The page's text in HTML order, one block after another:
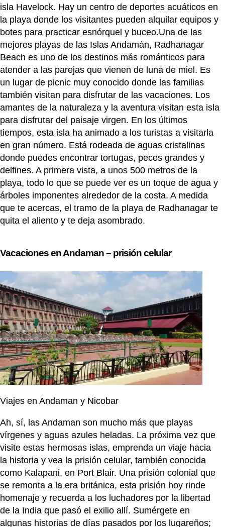
isla Havelock. Hay un centro de deportes acuáticos en
la playa donde los visitantes pueden alquilar equipos y
botes para practicar esnórquel y buceo.Una de las
mejores playas de las Islas Andamán, Radhanagar
Beach es uno de los destinos más románticos para
atender a las parejas que vienen de luna de miel. Es
un lugar de picnic muy conocido donde las familias
también visitan para disfrutar de las vacaciones. Los
amantes de la naturaleza y la aventura visitan esta isla
para disfrutar del paisaje virgen. En los últimos
tiempos, esta isla ha animado a los turistas a visitarla
en gran número. Está rodeada de aguas cristalinas
donde puedes encontrar tortugas, peces grandes y
delfines. A primera vista, a unos 500 metros de la
playa, todo lo que se puede ver es un toque de agua y
árboles imponentes alrededor de la costa. A medida
que te acercas, el tramo de la playa de Radhanagar te
quita el aliento y te deja asombrado.
Vacaciones en Andaman – prisión celular
Viajes en Andaman y Nicobar
Ah, sí, las Andaman son mucho más que playas
vírgenes y aguas azules heladas. La próxima vez que
visite estas hermosas islas, emprenda un viaje hacia
la historia y vea la prisión celular, también conocida
como Kalapani, en Port Blair. Una prisión colonial que
se remonta a la era británica, esta prisión hoy rinde
homenaje y recuerda a los luchadores por la libertad
de la India que pasó el exilio allí. Sumérgete en
algunas historias de días pasados ​​por los lugareños;